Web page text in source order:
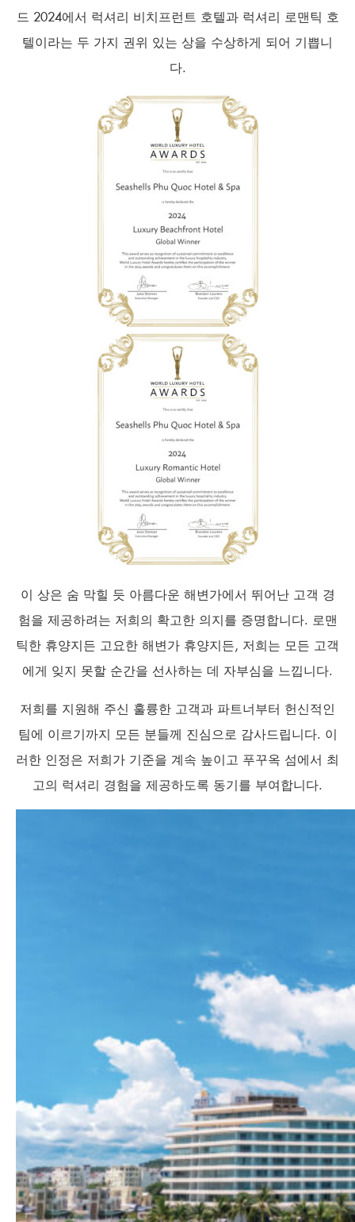
드 2024에서 럭셔리 비치프런트 호텔과 럭셔리 로맨틱 호
텔이라는 두 가지 권위 있는 상을 수상하게 되어 기쁩니
다.
이 상은 숨 막힐 듯 아름다운 해변가에서 뛰어난 고객 경
험을 제공하려는 저희의 확고한 의지를 증명합니다. 로맨
틱한 휴양지든 고요한 해변가 휴양지든, 저희는 모든 고객
에게 잊지 못할 순간을 선사하는 데 자부심을 느낍니다.
저희를 지원해 주신 훌륭한 고객과 파트너부터 헌신적인
팀에 이르기까지 모든 분들께 진심으로 감사드립니다. 이
러한 인정은 저희가 기준을 계속 높이고 푸꾸옥 섬에서 최
고의 럭셔리 경험을 제공하도록 동기를 부여합니다.